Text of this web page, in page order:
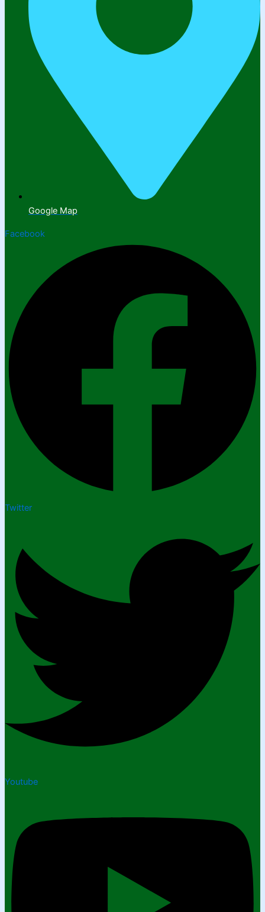
Google Map
Facebook
Twitter
Youtube